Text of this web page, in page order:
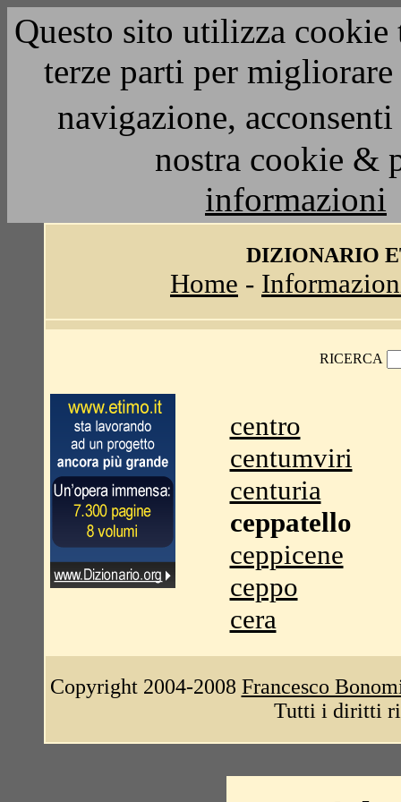
Questo sito utilizza
terze parti per
navigazione,
nostra cookie &
informazioni
DIZIONARIO
Home -
RICERCA
centro
centumviri
centuria
ceppatello
ceppicene
ceppo
cera
Copyright 2004-2008 Francesco
Tutti i diritti